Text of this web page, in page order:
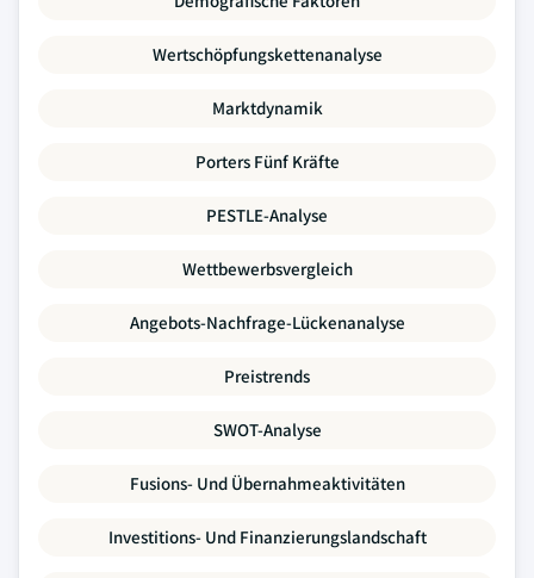
Wertschöpfungskettenanalyse
Marktdynamik
Porters Fünf Kräfte
PESTLE-Analyse
Wettbewerbsvergleich
Angebots-Nachfrage-Lückenanalyse
Preistrends
SWOT-Analyse
Fusions- Und Übernahmeaktivitäten
Investitions- Und Finanzierungslandschaft